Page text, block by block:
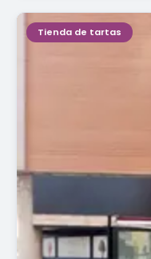
Tienda de tartas